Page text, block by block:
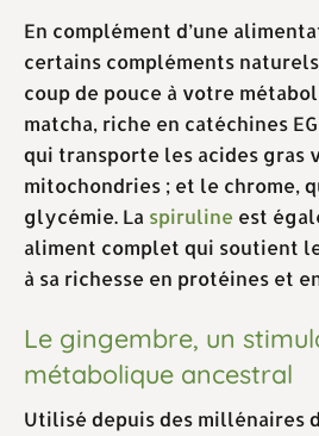
En complément d’une
certains compléments
coup de pouce à votre
matcha, riche en catéchines
qui transporte les acides gras
mitochondries ; et le chrome,
glycémie. La spiruline est
aliment complet qui soutient
à sa richesse en protéines et
Le gingembre, un
métabolique ancestral
Utilisé depuis des millénaires